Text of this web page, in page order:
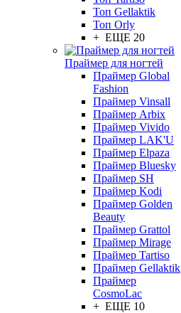
Топ Gellaktik
Топ Orly
+ ЕЩЕ 20
Праймер для ногтей
Праймер Global
Fashion
Праймер Vinsall
Праймер Arbix
Праймер Vivido
Праймер LAK'U
Праймер Elpaza
Праймер Bluesky
Праймер SH
Праймер Kodi
Праймер Golden
Beauty
Праймер Grattol
Праймер Mirage
Праймер Tartiso
Праймер Gellaktik
Праймер
CosmoLac
+ ЕЩЕ 10